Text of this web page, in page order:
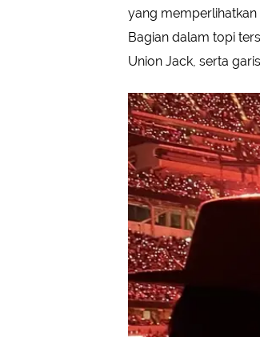
yang memperlihatkan
Bagian dalam topi
Union Jack, serta